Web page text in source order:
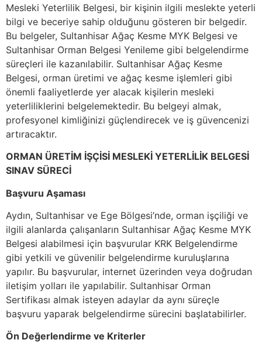
Mesleki Yeterlilik Belgesi, bir kişinin ilgili meslekte yeterli
bilgi ve beceriye sahip olduğunu gösteren bir belgedir.
Bu belgeler, Sultanhisar Ağaç Kesme MYK Belgesi ve
Sultanhisar Orman Belgesi Yenileme gibi belgelendirme
süreçleri ile kazanılabilir. Sultanhisar Ağaç Kesme
Belgesi, orman üretimi ve ağaç kesme işlemleri gibi
önemli faaliyetlerde yer alacak kişilerin mesleki
yeterliliklerini belgelemektedir. Bu belgeyi almak,
profesyonel kimliğinizi güçlendirecek ve iş güvencenizi
artıracaktır.
ORMAN ÜRETİM İŞÇİSİ MESLEKİ YETERLİLİK BELGESİ
SINAV SÜRECİ
Başvuru Aşaması
Aydın, Sultanhisar ve Ege Bölgesi’nde, orman işçiliği ve
ilgili alanlarda çalışanların Sultanhisar Ağaç Kesme MYK
Belgesi alabilmesi için başvurular KRK Belgelendirme
gibi yetkili ve güvenilir belgelendirme kuruluşlarına
yapılır. Bu başvurular, internet üzerinden veya doğrudan
iletişim yolları ile yapılabilir. Sultanhisar Orman
Sertifikası almak isteyen adaylar da aynı süreçle
başvuru yaparak belgelendirme sürecini başlatabilirler.
Ön Değerlendirme ve Kriterler